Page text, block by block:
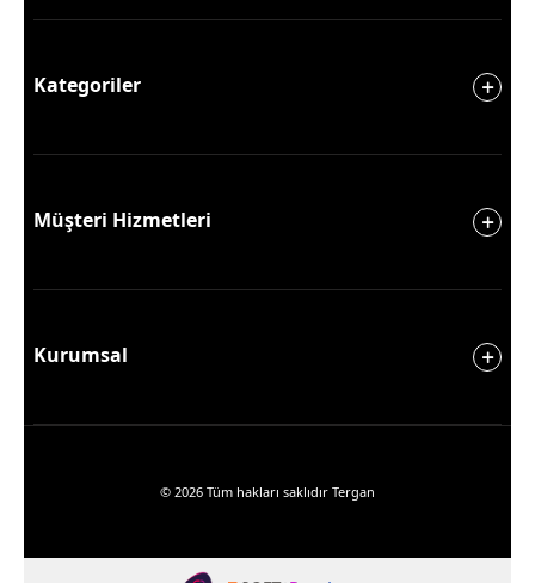
Kategoriler
Müşteri Hizmetleri
Kurumsal
© 2026 Tüm hakları saklıdır Tergan